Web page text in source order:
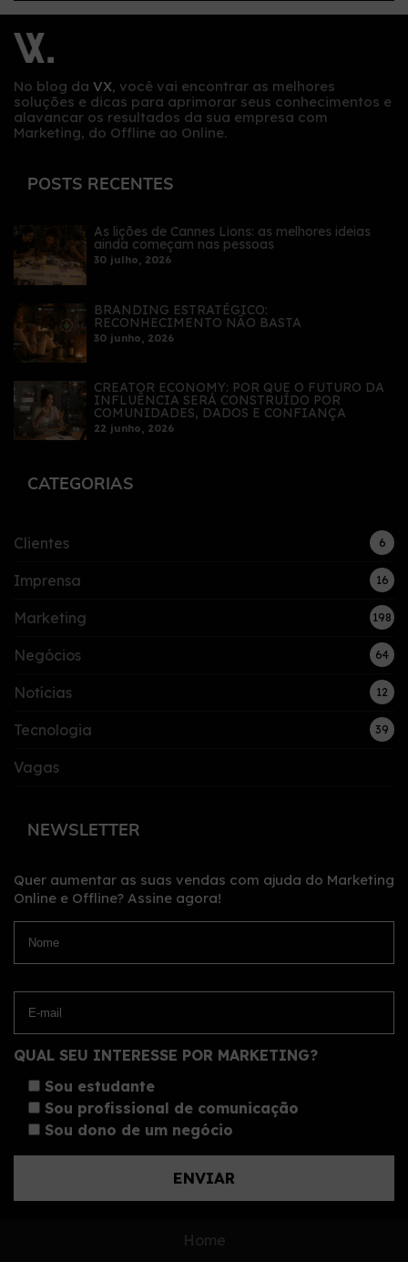
No blog da VX, você vai encontrar as melhores
soluções e dicas para aprimorar seus conhecimentos e
alavancar os resultados da sua empresa com
Marketing, do Offline ao Online.
POSTS RECENTES
As lições de Cannes Lions: as melhores ideias
ainda começam nas pessoas
30 julho, 2026
BRANDING ESTRATÉGICO:
RECONHECIMENTO NÃO BASTA
30 junho, 2026
CREATOR ECONOMY: POR QUE O FUTURO DA
INFLUÊNCIA SERÁ CONSTRUÍDO POR
COMUNIDADES, DADOS E CONFIANÇA
22 junho, 2026
CATEGORIAS
Clientes 6
Imprensa 16
Marketing 198
Negócios 64
Notícias 12
Tecnologia 39
Vagas
NEWSLETTER
Quer aumentar as suas vendas com ajuda do Marketing
Online e Offline? Assine agora!
QUAL SEU INTERESSE POR MARKETING?
Sou estudante
Sou profissional de comunicação
Sou dono de um negócio
Home